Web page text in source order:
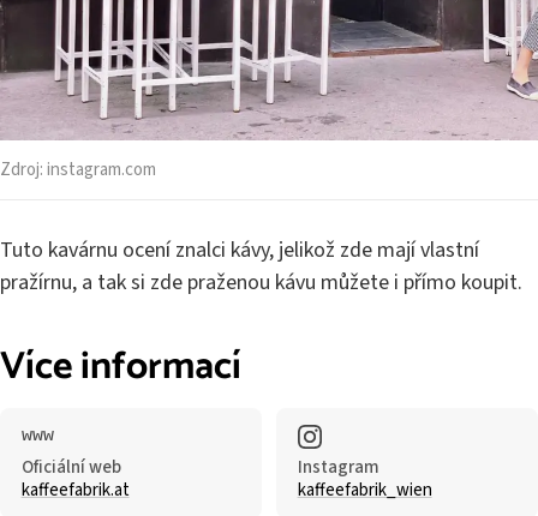
Zdroj:instagram.com
Tuto kavárnu ocení znalci kávy, jelikož zde mají vlastní
pražírnu, a tak si zde praženou kávu můžete i přímo koupit.
Více informací
Oficiální web
kaffeefabrik.at
Instagram
kaffeefabrik_wien